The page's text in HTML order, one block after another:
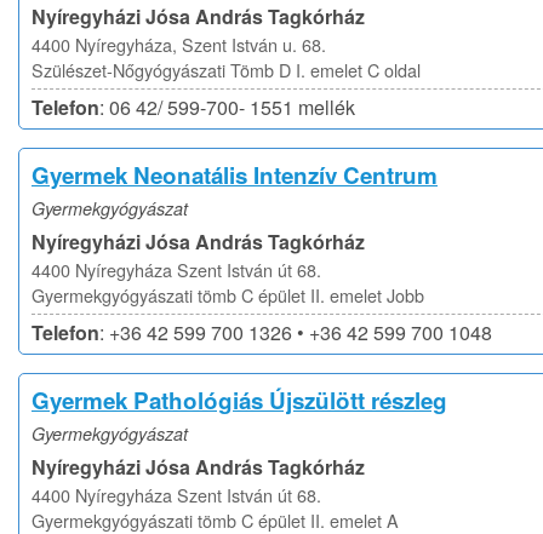
Nyíregyházi Jósa András Tagkórház
4400 Nyíregyháza, Szent István u. 68.
Szülészet-Nőgyógyászati Tömb D I. emelet C oldal
Telefon: 06 42/ 599-700- 1551 mellék
Gyermek Neonatális Intenzív Centrum
Gyermekgyógyászat
Nyíregyházi Jósa András Tagkórház
4400 Nyíregyháza Szent István út 68.
Gyermekgyógyászati tömb C épület II. emelet Jobb
Telefon: +36 42 599 700 1326 • +36 42 599 700 1048
Gyermek Pathológiás Újszülött részleg
Gyermekgyógyászat
Nyíregyházi Jósa András Tagkórház
4400 Nyíregyháza Szent István út 68.
Gyermekgyógyászati tömb C épület II. emelet A